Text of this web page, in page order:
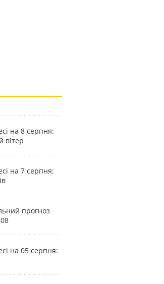
на 8 серпня:
вітер
на 7 серпня:
прогноз
на 05 серпня: